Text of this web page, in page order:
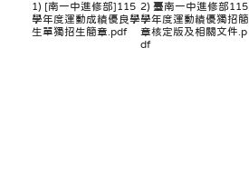
1) [南一中進修部]115
學年度運動成績優良學
生單獨招生簡章.pdf
2) 臺南一中進修部115
學年度運動績優獨招簡
章核定版及相關文件.p
df